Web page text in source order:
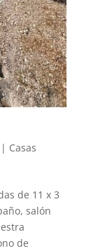
Casas
de 11 x 3
salón
de